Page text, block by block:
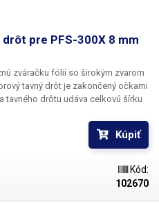
pre PFS-300X 8 mm
zváračku fólií so širokým zvarom
tavný drôt je zakončený očkami
tavného drôtu udáva celkovú šírku
Kúpiť
Kód:
102670